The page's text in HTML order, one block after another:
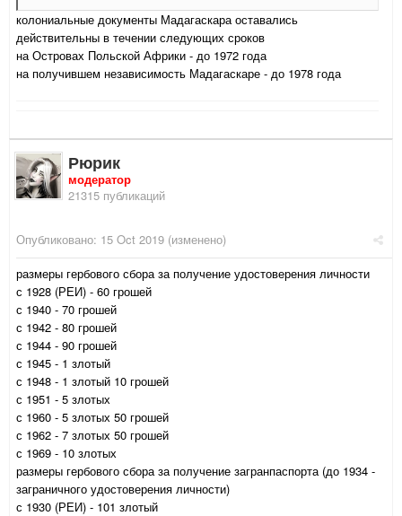
колониальные документы Мадагаскара оставались
действительны в течении следующих сроков
на Островах Польской Африки - до 1972 года
на получившем независимость Мадагаскаре - до 1978 года
Рюрик
модератор
21315 публикаций
Опубликовано: 15 Oct 2019 (изменено)
размеры гербового сбора за получение удостоверения личности
с 1928 (РЕИ) - 60 грошей
с 1940 - 70 грошей
с 1942 - 80 грошей
с 1944 - 90 грошей
с 1945 - 1 злотый
с 1948 - 1 злотый 10 грошей
с 1951 - 5 злотых
с 1960 - 5 злотых 50 грошей
с 1962 - 7 злотых 50 грошей
с 1969 - 10 злотых
размеры гербового сбора за получение загранпаспорта (до 1934 -
заграничного удостоверения личности)
с 1930 (РЕИ) - 101 злотый